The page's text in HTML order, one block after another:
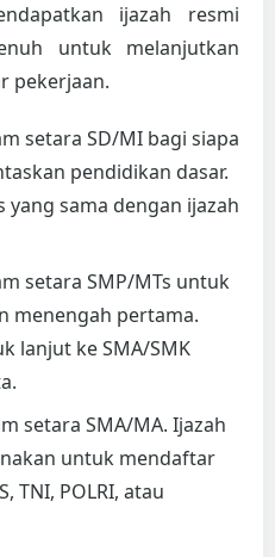
ijazah resmi
untuk melanjutkan
pekerjaan.
setara SD/MI bagi siapa
pendidikan dasar.
sama dengan ijazah
setara SMP/MTs untuk
menengah pertama.
lanjut ke SMA/SMK
setara SMA/MA. Ijazah
untuk mendaftar
TNI, POLRI, atau